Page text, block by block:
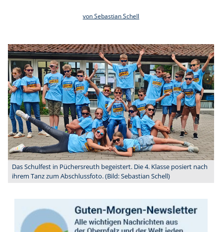
von Sebastian Schell
Das Schulfest in Püchersreuth begeistert. Die 4. Klasse posiert nach
ihrem Tanz zum Abschlussfoto. (Bild: Sebastian Schell)